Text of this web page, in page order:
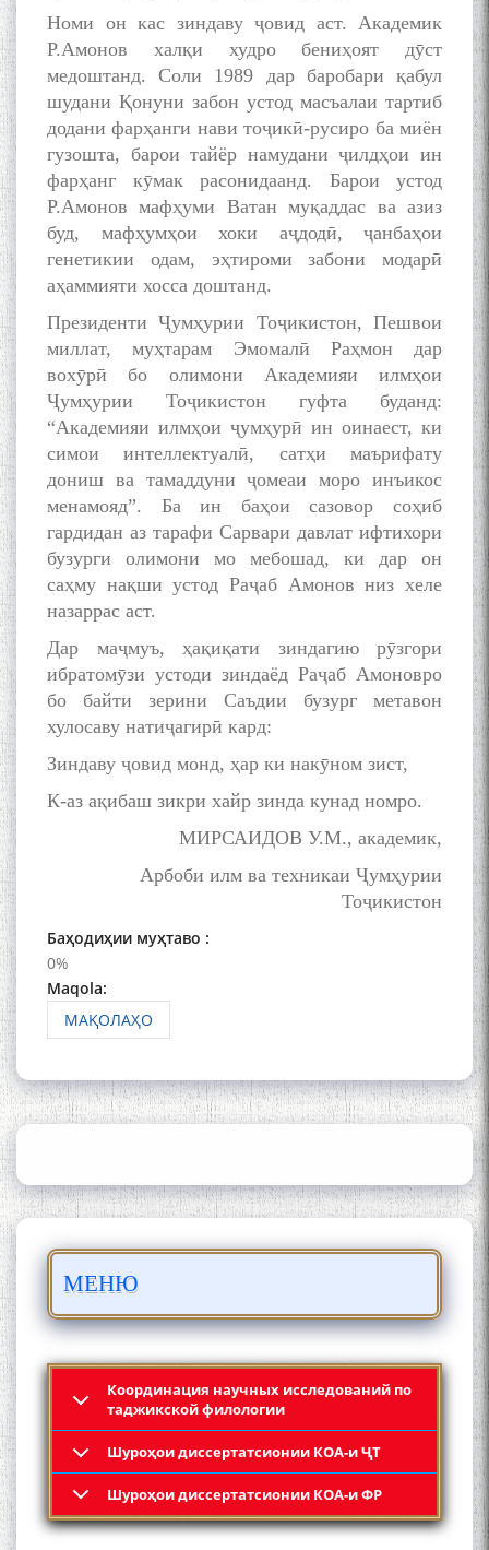
Номи он кас зиндаву ҷовид аст. Академик
Р.Амонов халқи худро бениҳоят дӯст
медоштанд. Соли 1989 дар баробари қабул
шудани Қонуни забон устод масъалаи тартиб
додани фарҳанги нави тоҷикӣ-русиро ба миён
гузошта, барои тайёр намудани ҷилдҳои ин
фарҳанг кӯмак расонидаанд. Барои устод
Р.Амонов мафҳуми Ватан муқаддас ва азиз
буд, мафҳумҳои хоки аҷдодӣ, ҷанбаҳои
генетикии одам, эҳтироми забони модарӣ
аҳаммияти хосса доштанд.
Президенти Ҷумҳурии Тоҷикистон, Пешвои
миллат, муҳтарам Эмомалӣ Раҳмон дар
вохӯрӣ бо олимони Академияи илмҳои
Ҷумҳурии Тоҷикистон гуфта буданд:
“Академияи илмҳои ҷумҳурӣ ин оинаест, ки
симои интеллектуалӣ, сатҳи маърифату
дониш ва тамаддуни ҷомеаи моро инъикос
менамояд”. Ба ин баҳои сазовор соҳиб
гардидан аз тарафи Сарвари давлат ифтихори
бузурги олимони мо мебошад, ки дар он
саҳму нақши устод Раҷаб Амонов низ хеле
назаррас аст.
Дар маҷмуъ, ҳақиқати зиндагию рӯзгори
ибратомӯзи устоди зиндаёд Раҷаб Амоновро
бо байти зерини Саъдии бузург метавон
хулосаву натиҷагирӣ кард:
Зиндаву ҷовид монд, ҳар ки накӯном зист,
К-аз ақибаш зикри хайр зинда кунад номро.
МИРСАИДОВ У.М., академик,
Арбоби илм ва техникаи Ҷумҳурии
Тоҷикистон
Баҳодиҳии муҳтаво :
0%
Maqola:
МАҚОЛАҲО
МЕНЮ
Координация научных исследований по
таджикской филологии
Шyроҳои диссертатсионии КОА-и ҶТ
Шyроҳои диссертатсионии КОА-и ФР
МУТАФАККИР ВА ОРИФИ
ЗАБОНУ АДАБИ ТОҶИК
به عبارت دیگر: گفتگو با مومن
قناعت Mumin Qanoat
Сухбати навқаламон бо
Муъмин Қаноат\Meeting of
young talents with Mumyin
Kanoat
The Persian Gulf Beautiful
poetry from Устод Мумин
Қаноат (Ustod Mumin Qanoat)
and Master Mehryar
Mehrafarin about the conflict
of the name of the Persian
Сайри Дарвоз бо Мӯъмин
мезанад
АЗ ҶОНИБИ ОЛИМОНИ
АКАДЕМИЯИ МИЛЛИИ
БО 4 000 000 СОМОНӢ
ПАЙКАРА ВА ОСОРХОНАИ
ШУД!
Кадамчо Худои Шарифзода